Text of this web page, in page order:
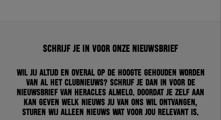
Schrijf je in voor onze nieuwsbrief
Wil jij altijd en overal op de hoogte gehouden worden
van al het clubnieuws? Schrijf je dan in voor de
nieuwsbrief van Heracles Almelo. Doordat je zelf aan
kan geven welk nieuws jij van ons wil ontvangen,
sturen wij alleen nieuws wat voor jou relevant is.